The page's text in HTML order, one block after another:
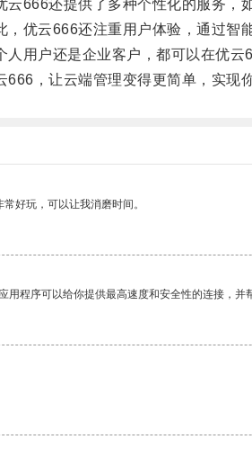
还提供了多种个性化的服务，如
云666还注重用户体验，通过智能
用户还是企业客户，都可以在优云
，让云端管理变得更简单，实现你
好玩，可以让我消磨时间。
用程序可以给你提供最高速度和安全性的连接，并